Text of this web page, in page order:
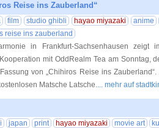
Reise ins Zauberland“
film studio ghibli hayao miyazaki
anime
reise ins zauberland
in Frankfurt-Sachsenhausen zeigt
mit OddRealm Tea am Sonntag,
von „Chihiros Reise ins
Matsche Latsche.... mehr auf
japan print hayao miyazaki movie art